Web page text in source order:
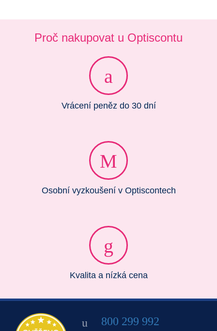
Proč nakupovat u Optiscontu
Vrácení peněz do 30 dní
Osobní vyzkoušení v Optiscontech
Kvalita a nízká cena
800 299 992